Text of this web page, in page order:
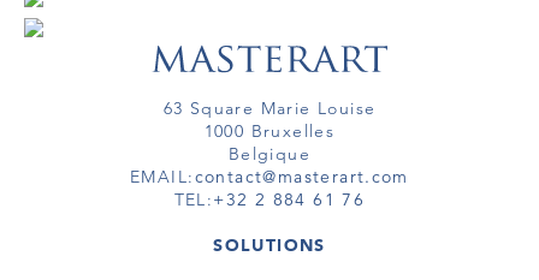
63 Square Marie Louise
1000 Bruxelles
Belgique
EMAIL:contact@masterart.com
TEL:+32 2 884 61 76
SOLUTIONS